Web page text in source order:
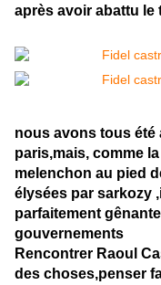
après avoir abattu le
nous avons tous été
paris,mais, comme
melenchon au pied
élysées par sarkozy
parfaitement
gouvernements
Rencontrer Raoul
des choses,penser